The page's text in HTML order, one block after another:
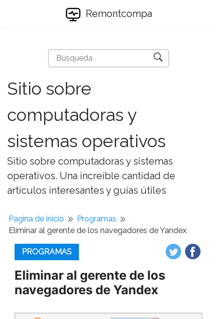
Remontcompa
Sitio sobre
computadoras y
sistemas operativos
Sitio sobre computadoras y sistemas
operativos. Una increíble cantidad de
artículos interesantes y guías útiles
Pagina de inicio
Programas
Eliminar al gerente de los navegadores de Yandex
PROGRAMAS
Eliminar al gerente de los
navegadores de Yandex